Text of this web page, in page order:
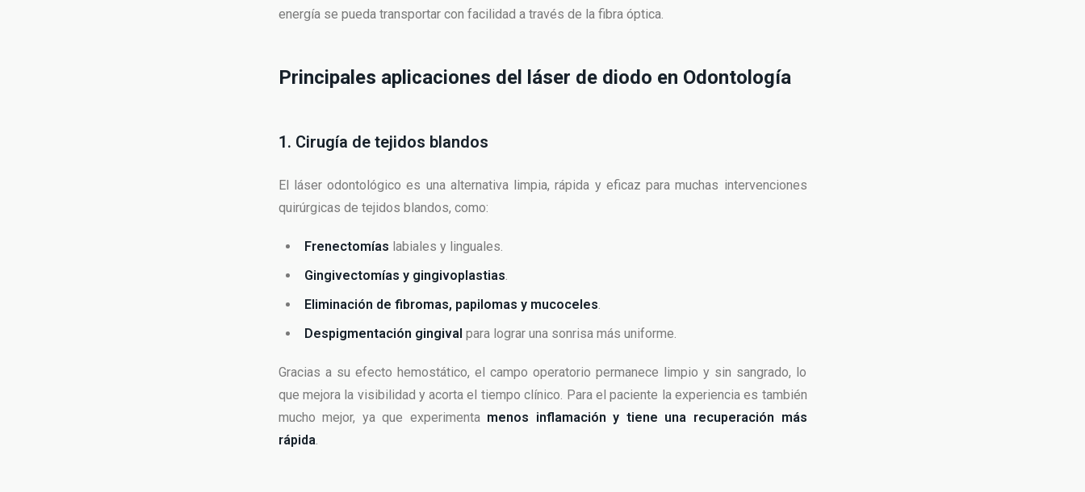
energía se pueda transportar con facilidad a través de la fibra óptica.
Principales aplicaciones del láser de diodo en Odontología
1. Cirugía de tejidos blandos
El láser odontológico es una alternativa limpia, rápida y eficaz para muchas intervenciones
quirúrgicas de tejidos blandos, como:
Frenectomías labiales y linguales.
Gingivectomías y gingivoplastias
Eliminación de fibromas, papilomas y mucoceles
Despigmentación gingival para lograr una sonrisa más uniforme.
Gracias a su efecto hemostático, el campo operatorio permanece limpio y sin sangrado, lo
que mejora la visibilidad y acorta el tiempo clínico. Para el paciente la experiencia es también
mucho mejor, ya que experimenta menos inflamación y tiene una recuperación más
rápida